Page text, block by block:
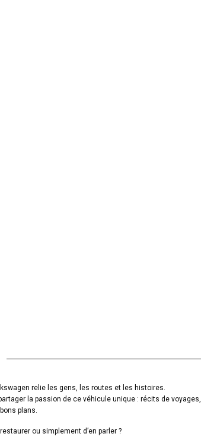
relie les gens, les routes et les histoires.
la passion de ce véhicule unique : récits de voyages,
plans.
ou simplement d’en parler ?